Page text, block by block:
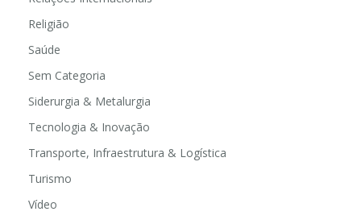
Religião
Saúde
Sem Categoria
Siderurgia & Metalurgia
Tecnologia & Inovação
Transporte, Infraestrutura & Logística
Turismo
Vídeo